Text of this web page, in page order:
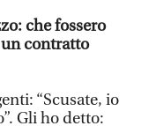
che fossero
contratto
“Scusate, io
Gli ho detto: